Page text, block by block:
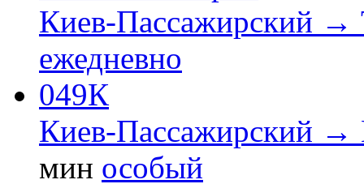
Киев-Пассажирский →
ежедневно
049К
Киев-Пассажирский →
мин особый